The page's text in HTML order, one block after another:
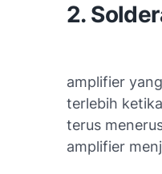
2.
amplifier
terlebih
terus
amplifier